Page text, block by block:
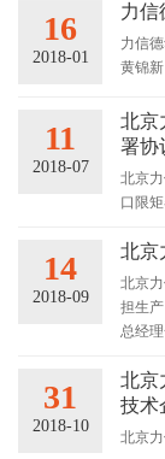
16
2018-01
力信
力信
黄锦
11
2018-07
北京
署协
北京
口限
14
2018-09
北京
北京
担生
总经理
31
2018-10
北京
技术
北京